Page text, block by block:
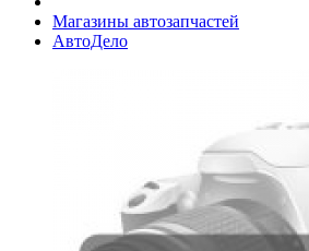
Магазины автозапчастей
АвтоДело